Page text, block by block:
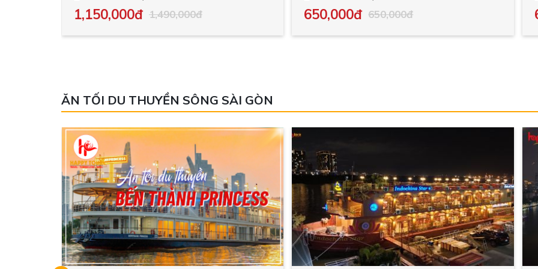
1,150,000đ 1,490,000đ 650,000đ 650,000đ
ĂN TỐI DU THUYỀN SÔNG SÀI GÒN